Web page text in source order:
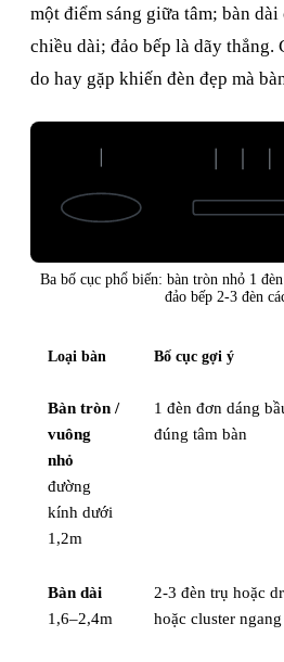
một điểm sáng giữa tâm; bàn
chiều dài; đảo bếp là dãy thẳng.
do hay gặp khiến đèn đẹp mà
Ba bố cục phổ biến: bàn tròn nhỏ 1
đảo bếp 2-3 đèn
Loại bàn Bố cục gợi ý
Bàn tròn /
vuông
nhỏ
đường
kính dưới
1,2m
1 đèn đơn dáng
đúng tâm bàn
Bàn dài
1,6–2,4m
2-3 đèn trụ hoặc
hoặc cluster ngang